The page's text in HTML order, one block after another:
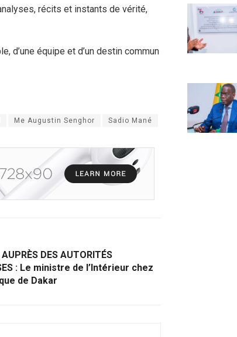
récits et instants de vérité,
d’une équipe et d’un destin commun
Me Augustin Senghor Sadio Mané
DES AUTORITÉS
: Le ministre de l’Intérieur chez
de Dakar